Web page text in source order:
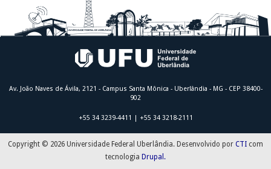
Av. João Naves de Ávila, 2121 - Campus Santa Mônica - Uberlândia - MG - CEP 38400-
902
+55 34 3239-4411 | +55 34 3218-2111
Copyright © 2026 Universidade Federal Uberlândia. Desenvolvido por CTI com
tecnologia Drupal.